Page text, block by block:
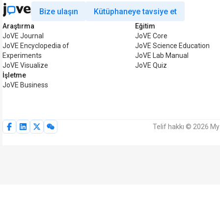
Bize ulaşın Kütüphaneye tavsiye et
Araştırma
JoVE Journal
JoVE Encyclopedia of
Experiments
JoVE Visualize
İşletme
JoVE Business
Eğitim
JoVE Core
JoVE Science Education
JoVE Lab Manual
JoVE Quiz
Telif hakkı © 2026